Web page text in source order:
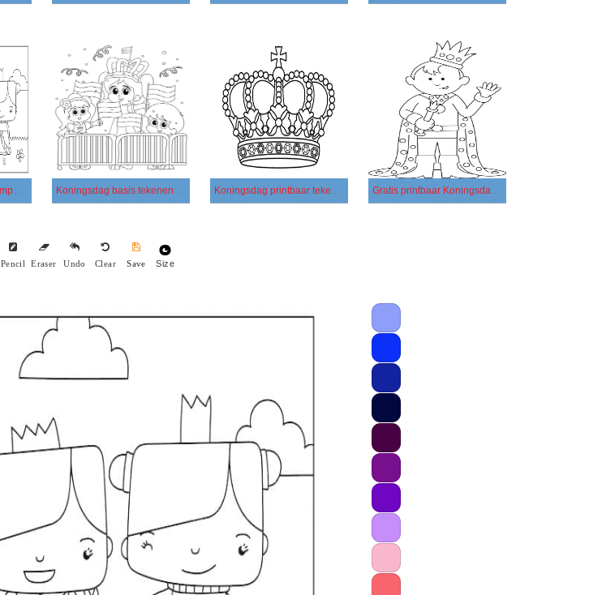
Koningsdag tekenen simpel voor kinderen Koningsdag basis tekenen bij kinderen Koningsdag printbaar tekenen voor kinderen Gratis printbaar Koningsdag tekenen
Pencil Eraser Undo Clear Save Size